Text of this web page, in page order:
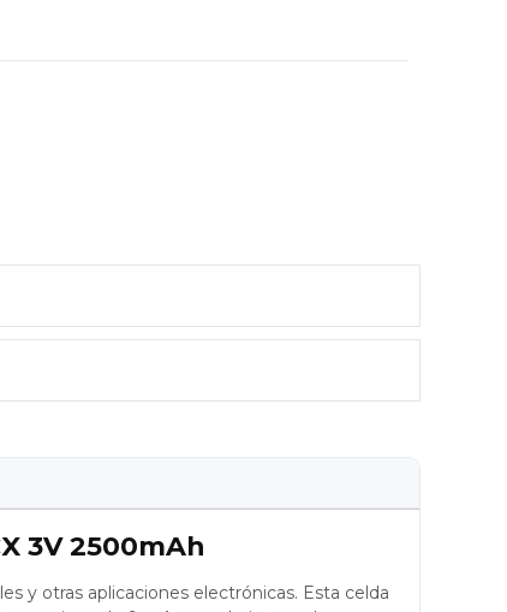
3V 2500mAh
y otras aplicaciones electrónicas. Esta celda